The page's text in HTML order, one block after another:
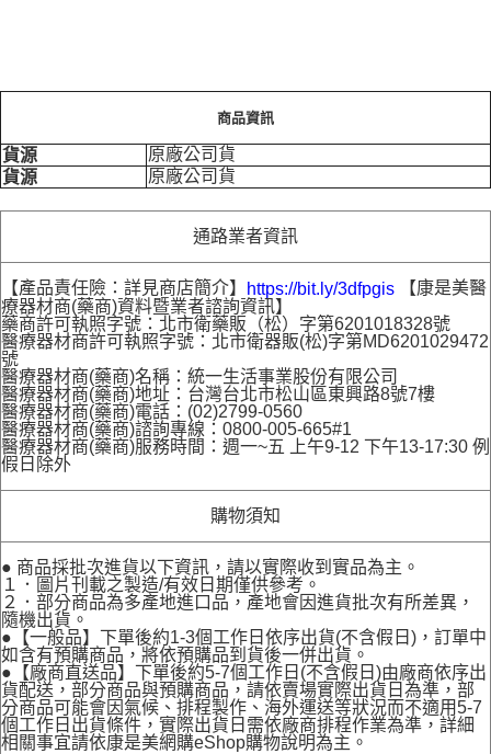
商品資訊
貨源
原廠公司貨
貨源
原廠公司貨
通路業者資訊
【產品責任險：詳見商店簡介】 https://bit.ly/3dfpgis 【康是美醫
療器材商(藥商)資料暨業者諮詢資訊】
藥商許可執照字號：北市衛藥販（松）字第6201018328號
醫療器材商許可執照字號：北市衛器販(松)字第MD6201029472
號
醫療器材商(藥商)名稱：統一生活事業股份有限公司
醫療器材商(藥商)地址：台灣台北市松山區東興路8號7樓
醫療器材商(藥商)電話：(02)2799-0560
醫療器材商(藥商)諮詢專線：0800-005-665#1
醫療器材商(藥商)服務時間：週一~五 上午9-12 下午13-17:30 例
假日除外
購物須知
● 商品採批次進貨以下資訊，請以實際收到實品為主。
１．圖片刊載之製造/有效日期僅供參考。
２．部分商品為多產地進口品，產地會因進貨批次有所差異，
隨機出貨。
●【一般品】下單後約1-3個工作日依序出貨(不含假日)，訂單中
如含有預購商品，將依預購品到貨後一併出貨。
●【廠商直送品】下單後約5-7個工作日(不含假日)由廠商依序出
貨配送，部分商品與預購商品，請依賣場實際出貨日為準，部
分商品可能會因氣候、排程製作、海外運送等狀況而不適用5-7
個工作日出貨條件，實際出貨日需依廠商排程作業為準，詳細
相關事宜請依康是美網購eShop購物說明為主。